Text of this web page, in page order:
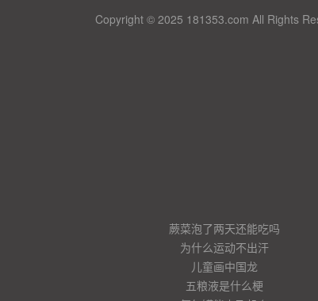
Copyright © 2025 181353.com All Rights
蕨菜泡了两天还能吃吗
为什么运动不出汗
儿童画中国龙
五粮液是什么梗